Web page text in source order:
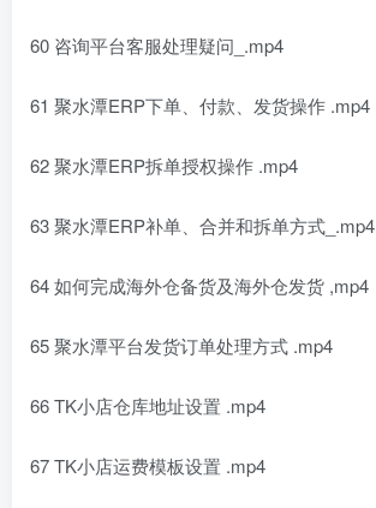
60 咨询平台客服处理疑问_.mp4
61 聚水潭ERP下单、付款、发货操作 .mp4
62 聚水潭ERP拆单授权操作 .mp4
63 聚水潭ERP补单、合并和拆单方式_.mp4
64 如何完成海外仓备货及海外仓发货 ,mp4
65 聚水潭平台发货订单处理方式 .mp4
66 TK小店仓库地址设置 .mp4
67 TK小店运费模板设置 .mp4